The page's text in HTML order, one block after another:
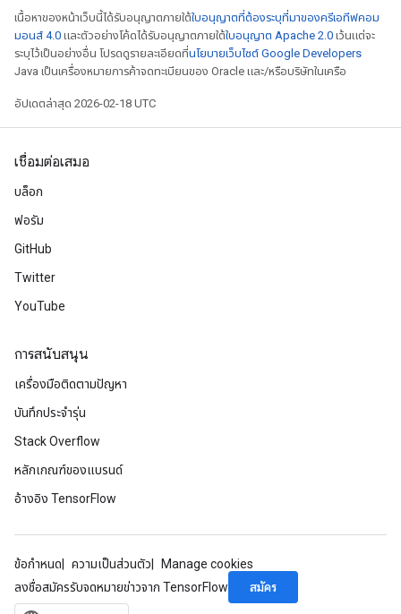
เนื้อหาของหน้าเว็บนี้ได้รับอนุญาตภายใต้ใบอนุญาตที่ต้องระบุที่มาของครีเอทีฟคอม
มอนส์ 4.0 และตัวอย่างโค้ดได้รับอนุญาตภายใต้ใบอนุญาต Apache 2.0 เว้นแต่จะ
ระบุไว้เป็นอย่างอื่น โปรดดูรายละเอียดที่นโยบายเว็บไซต์ Google Developers
Java เป็นเครื่องหมายการค้าจดทะเบียนของ Oracle และ/หรือบริษัทในเครือ
อัปเดตล่าสุด 2026-02-18 UTC
เชื่อมต่อเสมอ
บล็อก
ฟอรัม
GitHub
Twitter
YouTube
การสนับสนุน
เครื่องมือติดตามปัญหา
บันทึกประจำรุ่น
Stack Overflow
หลักเกณฑ์ของแบรนด์
อ้างอิง TensorFlow
ข้อกำหนด ความเป็นส่วนตัว
Manage cookies
ลงชื่อสมัครรับจดหมายข่าวจาก TensorFlow
สมัคร